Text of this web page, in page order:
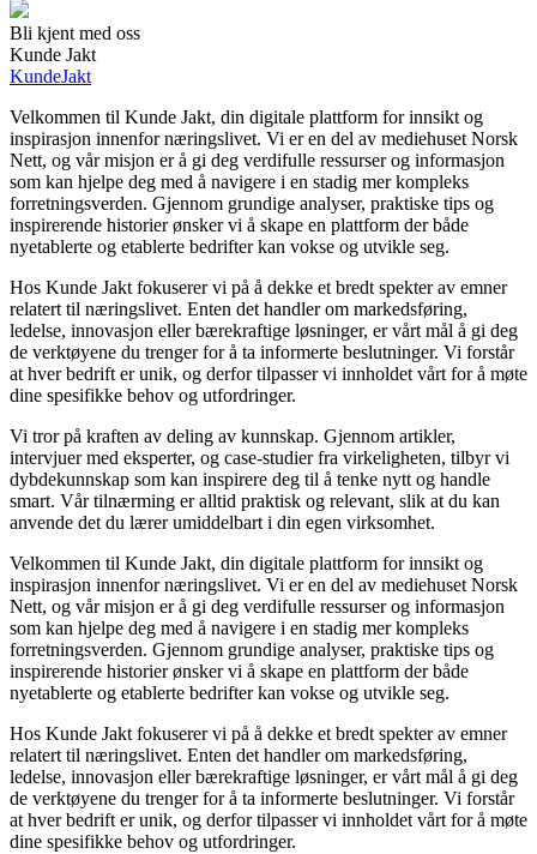
Bli kjent med oss
Kunde Jakt
KundeJakt
Velkommen til Kunde Jakt, din digitale plattform for innsikt og
inspirasjon innenfor næringslivet. Vi er en del av mediehuset Norsk
Nett, og vår misjon er å gi deg verdifulle ressurser og informasjon
som kan hjelpe deg med å navigere i en stadig mer kompleks
forretningsverden. Gjennom grundige analyser, praktiske tips og
inspirerende historier ønsker vi å skape en plattform der både
nyetablerte og etablerte bedrifter kan vokse og utvikle seg.
Hos Kunde Jakt fokuserer vi på å dekke et bredt spekter av emner
relatert til næringslivet. Enten det handler om markedsføring,
ledelse, innovasjon eller bærekraftige løsninger, er vårt mål å gi deg
de verktøyene du trenger for å ta informerte beslutninger. Vi forstår
at hver bedrift er unik, og derfor tilpasser vi innholdet vårt for å møte
dine spesifikke behov og utfordringer.
Vi tror på kraften av deling av kunnskap. Gjennom artikler,
intervjuer med eksperter, og case-studier fra virkeligheten, tilbyr vi
dybdekunnskap som kan inspirere deg til å tenke nytt og handle
smart. Vår tilnærming er alltid praktisk og relevant, slik at du kan
anvende det du lærer umiddelbart i din egen virksomhet.
Velkommen til Kunde Jakt, din digitale plattform for innsikt og
inspirasjon innenfor næringslivet. Vi er en del av mediehuset Norsk
Nett, og vår misjon er å gi deg verdifulle ressurser og informasjon
som kan hjelpe deg med å navigere i en stadig mer kompleks
forretningsverden. Gjennom grundige analyser, praktiske tips og
inspirerende historier ønsker vi å skape en plattform der både
nyetablerte og etablerte bedrifter kan vokse og utvikle seg.
Hos Kunde Jakt fokuserer vi på å dekke et bredt spekter av emner
relatert til næringslivet. Enten det handler om markedsføring,
ledelse, innovasjon eller bærekraftige løsninger, er vårt mål å gi deg
de verktøyene du trenger for å ta informerte beslutninger. Vi forstår
at hver bedrift er unik, og derfor tilpasser vi innholdet vårt for å møte
dine spesifikke behov og utfordringer.